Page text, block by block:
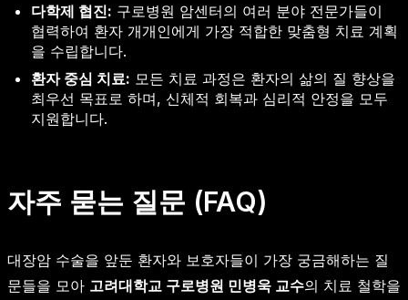
다학제 협진: 구로병원 암센터의 여러 분야 전문가들이
협력하여 환자 개개인에게 가장 적합한 맞춤형 치료 계획
을 수립합니다.
환자 중심 치료: 모든 치료 과정은 환자의 삶의 질 향상을
최우선 목표로 하며, 신체적 회복과 심리적 안정을 모두
지원합니다.
자주 묻는 질문 (FAQ)
대장암 수술을 앞둔 환자와 보호자들이 가장 궁금해하는 질
문들을 모아 고려대학교 구로병원 민병욱 교수의 치료 철학을